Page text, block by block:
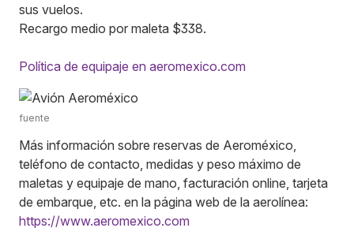
sus vuelos.
Recargo medio por maleta $338.
Política de equipaje en aeromexico.com
fuente
Más información sobre reservas de Aeroméxico,
teléfono de contacto, medidas y peso máximo de
maletas y equipaje de mano, facturación online, tarjeta
de embarque, etc. en la página web de la aerolínea:
https://www.aeromexico.com